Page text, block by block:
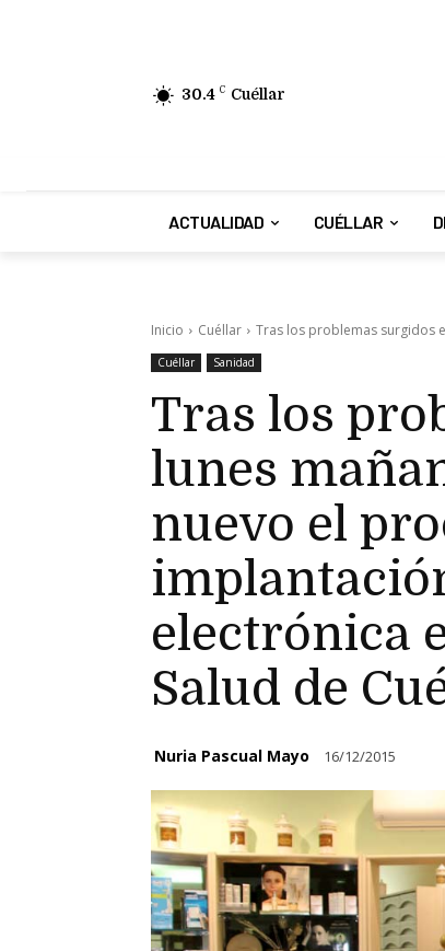
30.4 C Cuéllar
ACTUALIDAD CUÉLLAR
Inicio Cuéllar Tras los problemas surgidos
Cuéllar Sanidad
Tras los
lunes
nuevo el
electrónica
Salud de
Nuria Pascual Mayo 16/12/2015